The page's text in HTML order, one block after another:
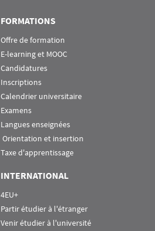
FORMATIONS
Offre de formation
E-learning et MOOC
Candidatures
Inscriptions
Calendrier universitaire
Examens
Langues enseignées
Orientation et insertion
Taxe d'apprentissage
INTERNATIONAL
4EU+
Partir étudier à l'étranger
Venir étudier à l'université